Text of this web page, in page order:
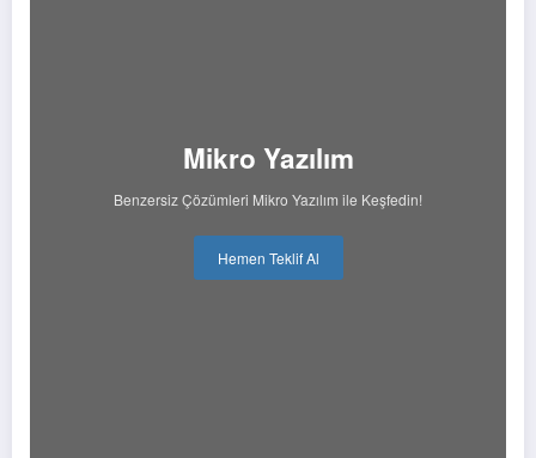
Mikro Yazılım
Benzersiz Çözümleri Mikro Yazılım ile Keşfedin!
Hemen Teklif Al